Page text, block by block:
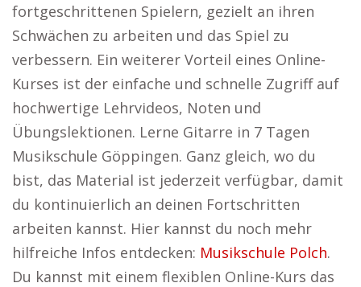
fortgeschrittenen Spielern, gezielt an ihren
Schwächen zu arbeiten und das Spiel zu
verbessern. Ein weiterer Vorteil eines Online-
Kurses ist der einfache und schnelle Zugriff auf
hochwertige Lehrvideos, Noten und
Übungslektionen. Lerne Gitarre in 7 Tagen
Musikschule Göppingen. Ganz gleich, wo du
bist, das Material ist jederzeit verfügbar, damit
du kontinuierlich an deinen Fortschritten
arbeiten kannst. Hier kannst du noch mehr
hilfreiche Infos entdecken: Musikschule Polch.
Du kannst mit einem flexiblen Online-Kurs das